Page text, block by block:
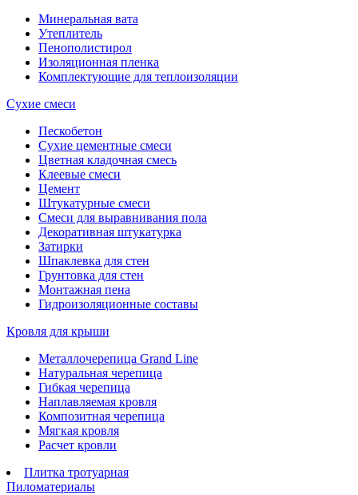
Минеральная вата
Утеплитель
Пенополистирол
Изоляционная пленка
Комплектующие для теплоизоляции
Сухие смеси
Пескобетон
Сухие цементные смеси
Цветная кладочная смесь
Клеевые смеси
Цемент
Штукатурные смеси
Смеси для выравнивания пола
Декоративная штукатурка
Затирки
Шпаклевка для стен
Грунтовка для стен
Монтажная пена
Гидроизоляционные составы
Кровля для крыши
Металлочерепица Grand Line
Натуральная черепица
Гибкая черепица
Наплавляемая кровля
Композитная черепица
Мягкая кровля
Расчет кровли
Плитка тротуарная
Пиломатериалы